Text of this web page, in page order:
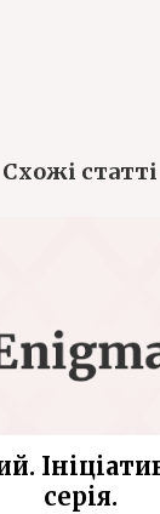
Схожі статті
серія.